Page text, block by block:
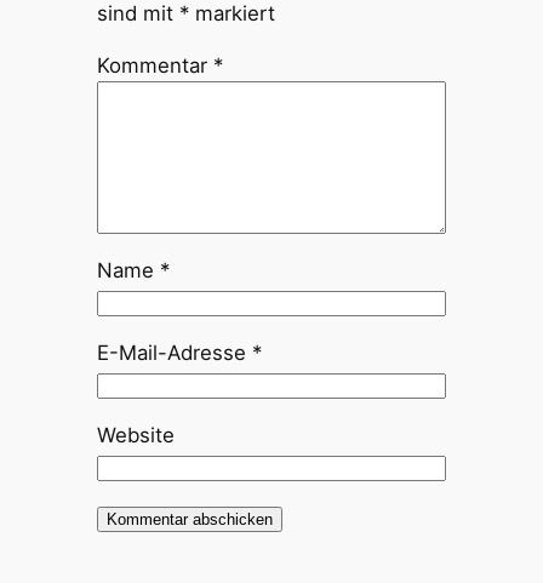
sind mit *markiert
Kommentar *
Name *
E-Mail-Adresse *
Website